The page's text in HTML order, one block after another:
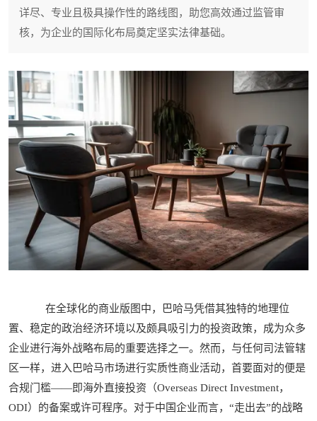
详尽、专业且极具操作性的路线图，助您高效通过监管审
核，为企业的国际化布局奠定坚实法律基础。
在全球化的商业版图中，巴哈马凭借其独特的地理位
置、稳定的政治经济环境以及颇具吸引力的投资政策，成为众多
企业进行海外战略布局的重要选择之一。然而，与任何司法管辖
区一样，进入巴哈马市场进行实质性商业活动，首要面对的便是
合规门槛——即海外直接投资（Overseas Direct Investment，
ODI）的备案或许可程序。对于中国企业而言，“走出去”的战略